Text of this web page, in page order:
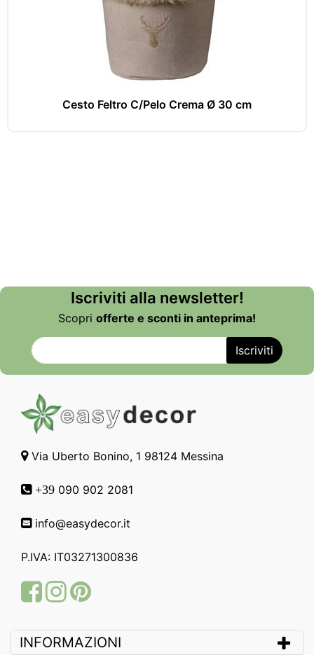
Cesto Feltro C/Pelo Crema Ø 30 cm
Iscriviti alla newsletter!
Scopri offerte e sconti in anteprima!
Via Uberto Bonino, 1 98124 Messina
+39 090 902 2081
info@easydecor.it
P.IVA: IT03271300836
FacebookInstagram
Pinterest
INFORMAZIONI